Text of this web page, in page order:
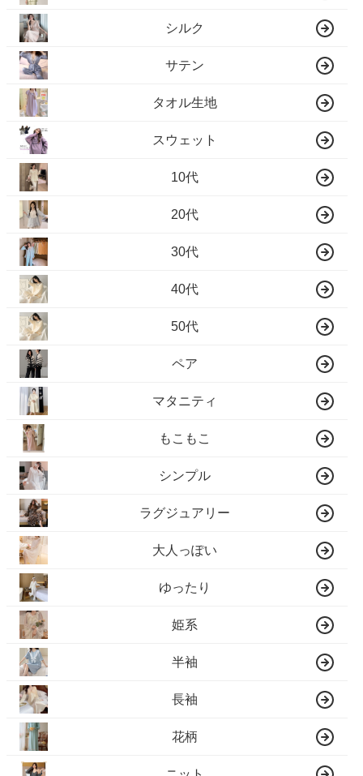
シルク
サテン
タオル生地
スウェット
10代
20代
30代
40代
50代
ペア
マタニティ
もこもこ
シンプル
ラグジュアリー
大人っぽい
ゆったり
姫系
半袖
長袖
花柄